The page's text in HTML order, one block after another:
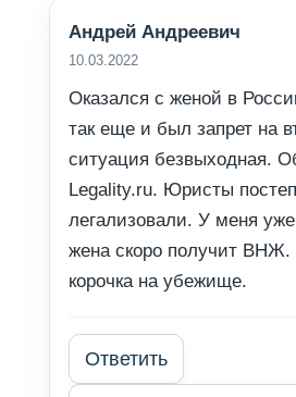
Андрей Андреевич
10.03.2022
Оказался с женой в
так еще и был запрет на
ситуация безвыходная.
Legality.ru. Юристы
легализовали. У меня
жена скоро получит ВНЖ.
корочка на убежище.
Ответить